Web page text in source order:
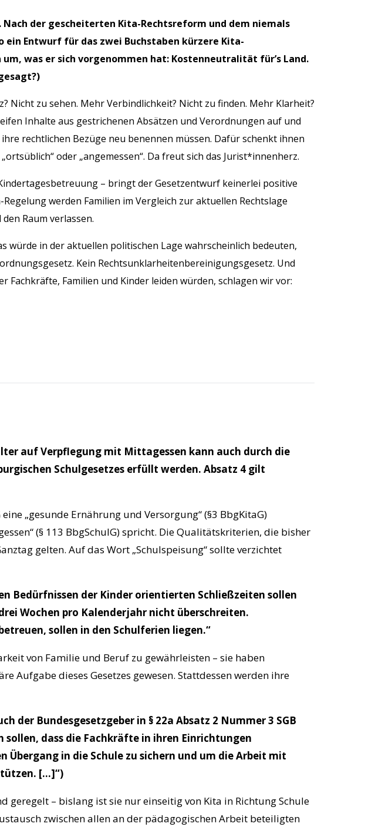
der gescheiterten Kita-Rechtsreform und dem niemals
Entwurf für das zwei Buchstaben kürzere Kita-
was er sich vorgenommen hat: Kostenneutralität für’s Land.
Nicht zu sehen. Mehr Verbindlichkeit? Nicht zu finden. Mehr Klarheit?
Inhalte aus gestrichenen Absätzen und Verordnungen auf und
rechtlichen Bezüge neu benennen müssen. Dafür schenkt ihnen
oder „angemessen“. Da freut sich das Jurist*innenherz.
– bringt der Gesetzentwurf keinerlei positive
werden Familien im Vergleich zur aktuellen Rechtslage
Raum verlassen.
würde in der aktuellen politischen Lage wahrscheinlich bedeuten,
Kein Rechtsunklarheitenbereinigungsgesetz. Und
Familien und Kinder leiden würden, schlagen wir vor:
auf Verpflegung mit Mittagessen kann auch durch die
Schulgesetzes erfüllt werden. Absatz 4 gilt
„gesunde Ernährung und Versorgung“ (§3 BbgKitaG)
(§ 113 BbgSchulG) spricht. Die Qualitätskriterien, die bisher
gelten. Auf das Wort „Schulspeisung“ sollte verzichtet
Bedürfnissen der Kinder orientierten Schließzeiten sollen
Wochen pro Kalenderjahr nicht überschreiten.
sollen in den Schulferien liegen.“
von Familie und Beruf zu gewährleisten – sie haben
Aufgabe dieses Gesetzes gewesen. Stattdessen werden ihre
der Bundesgesetzgeber in § 22a Absatz 2 Nummer 3 SGB
dass die Fachkräfte in ihren Einrichtungen
in die Schule zu sichern und um die Arbeit mit
[…]“)
– bislang ist sie nur einseitig von Kita in Richtung Schule
zwischen allen an der pädagogischen Arbeit beteiligten